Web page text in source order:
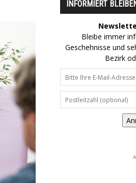
INFORMIERT
Bleibe immer
Geschehnisse und
Bezirk